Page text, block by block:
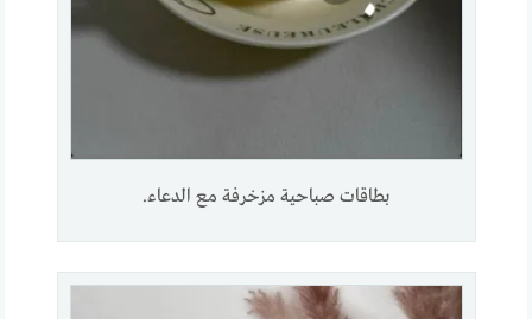
بطاقات صباحية مزخرفة مع الدعاء.